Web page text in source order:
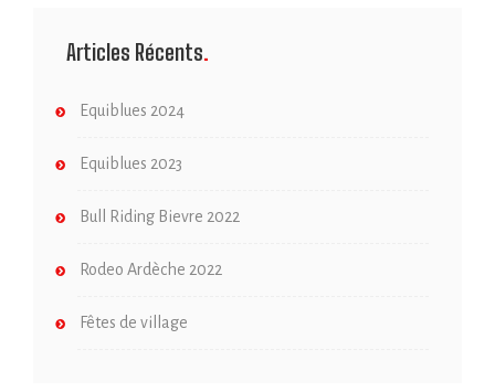
Articles Récents
Equiblues 2024
Equiblues 2023
Bull Riding Bievre 2022
Rodeo Ardèche 2022
Fêtes de village